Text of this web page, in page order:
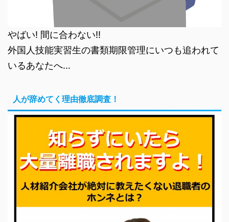
やばい! 間に合わない!!
外国人技能実習生の書類期限管理にいつも追われて
いるあなたへ…
人が辞めてく理由徹底調査！